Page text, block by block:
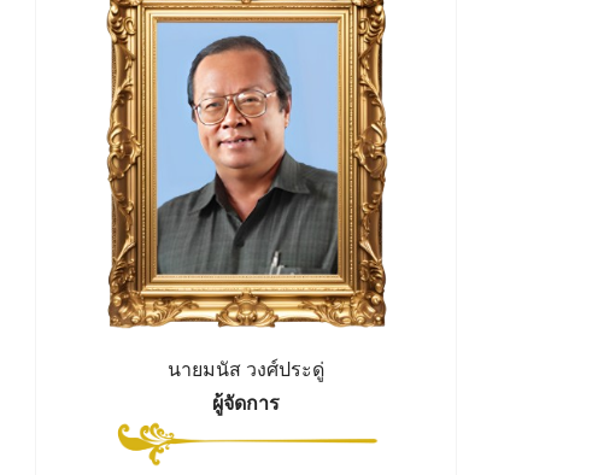
นายมนัส วงศ์ประดู่
ผู้จัดการ